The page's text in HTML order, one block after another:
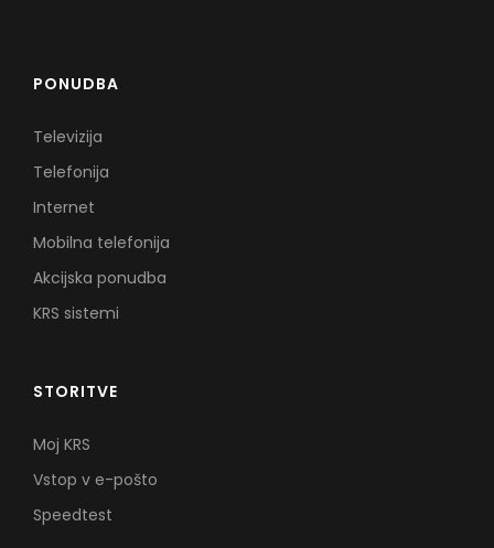
PONUDBA
Televizija
Telefonija
Internet
Mobilna telefonija
Akcijska ponudba
KRS sistemi
STORITVE
Moj KRS
Vstop v e-pošto
Speedtest